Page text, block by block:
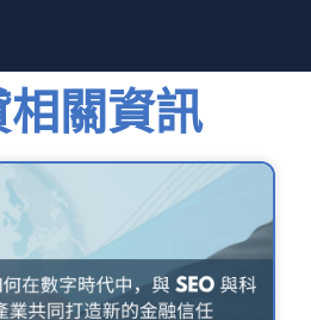
關資訊